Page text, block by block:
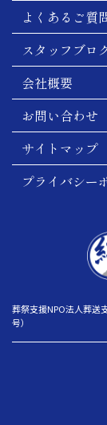
よくあるご質
スタッフブロ
会社概要
お問い合わせ
サイトマップ
プライバシー
葬祭支援NPO法人葬送
号）